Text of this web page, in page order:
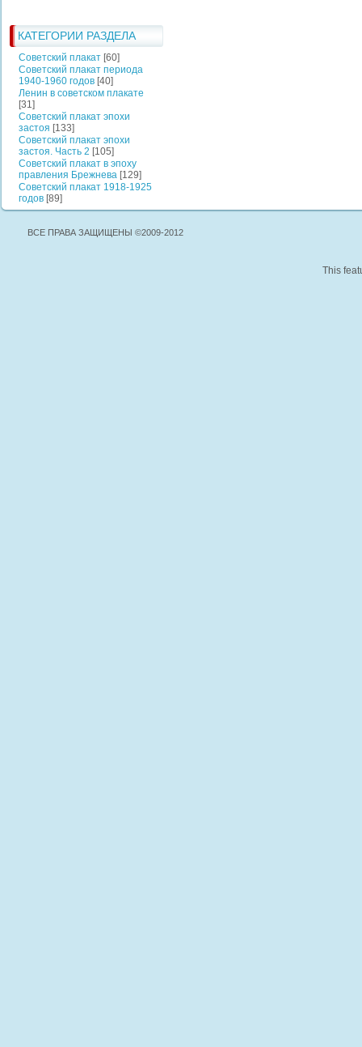
КАТЕГОРИИ РАЗДЕЛА
Советский плакат [60]
Советский плакат периода
1940-1960 годов [40]
Ленин в советском плакате
[31]
Советский плакат эпохи
застоя [133]
Советский плакат эпохи
застоя. Часть 2 [105]
Советский плакат в эпоху
правления Брежнева [129]
Советский плакат 1918-1925
годов [89]
ВСЕ ПРАВА ЗАЩИЩЕНЫ ©2009-2012
This